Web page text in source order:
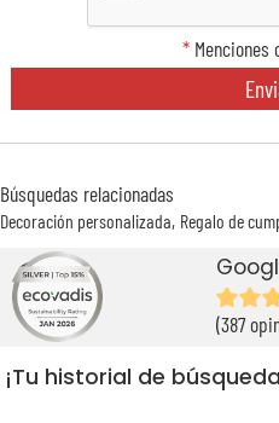
*Menciones
Búsquedas relacionadas
Decoración personalizada Regalo de
(387
¡Tu historial de